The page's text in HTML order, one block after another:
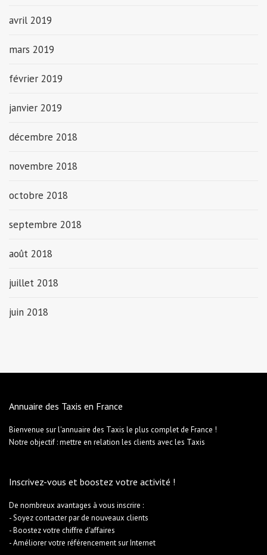
avril 2019
mars 2019
février 2019
janvier 2019
décembre 2018
novembre 2018
octobre 2018
septembre 2018
août 2018
juillet 2018
juin 2018
Annuaire des Taxis en France
Bienvenue sur l'annuaire des Taxis le plus complet de France !
Notre objectif : mettre en relation les clients avec les Taxis
Inscrivez-vous et boostez votre activité !
De nombreux avantages à vous inscrire :
- Soyez contacter par de nouveaux clients
- Boostez votre chiffre d'affaires
- Améliorer votre référencement sur Internet